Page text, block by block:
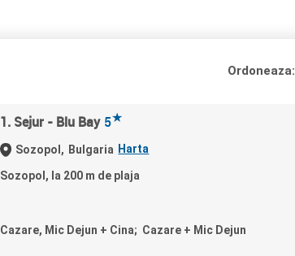
Ordoneaza:
1. Sejur - Blu Bay 5★
Sozopol, Bulgaria Harta
Sozopol, la 200 m de plaja
Cazare, Mic Dejun + Cina; Cazare + Mic Dejun